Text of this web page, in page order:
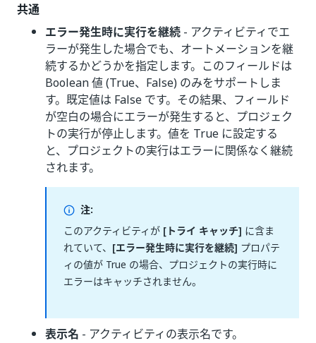
共通
エラー発生時に実行を継続 - アクティビティでエ
ラーが発生した場合でも、オートメーションを継
続するかどうかを指定します。このフィールドは
Boolean 値 (True、False) のみをサポートしま
す。既定値は False です。その結果、フィールド
が空白の場合にエラーが発生すると、プロジェク
トの実行が停止します。値を True に設定する
と、プロジェクトの実行はエラーに関係なく継続
されます。
注:
このアクティビティが [トライ キャッチ] に含ま
れていて、 [エラー発生時に実行を継続] プロパテ
ィの値が True の場合、プロジェクトの実行時に
エラーはキャッチされません。
表示名 - アクティビティの表示名です。